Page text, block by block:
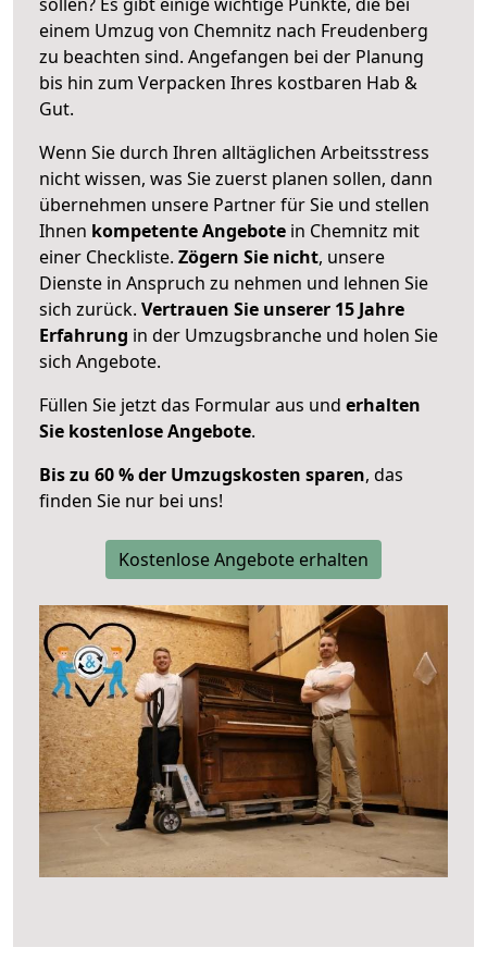
einem Umzug von Chemnitz nach Freudenberg
zu beachten sind. Angefangen bei der Planung
bis hin zum Verpacken Ihres kostbaren Hab &
Gut.
Wenn Sie durch Ihren alltäglichen Arbeitsstress
nicht wissen, was Sie zuerst planen sollen, dann
übernehmen unsere Partner für Sie und stellen
Ihnen kompetente Angebote in Chemnitz mit
einer Checkliste. Zögern Sie nicht, unsere
Dienste in Anspruch zu nehmen und lehnen Sie
sich zurück. Vertrauen Sie unserer 15 Jahre
Erfahrung in der Umzugsbranche und holen Sie
sich Angebote.
Füllen Sie jetzt das Formular aus und erhalten
Sie kostenlose Angebote.
Bis zu 60 % der Umzugskosten sparen, das
finden Sie nur bei uns!
Kostenlose Angebote erhalten